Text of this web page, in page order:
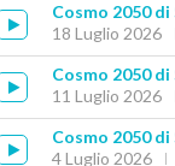
Cosmo 2050
18 Luglio 2026
Cosmo 2050
11 Luglio 2026
Cosmo 2050
4 Luglio 2026